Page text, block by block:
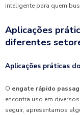
inteligente para quem
Aplicações
diferentes
Aplicações práticas
O engate rápido
encontra uso em
seguir, apresentamos